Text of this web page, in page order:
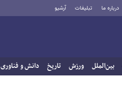
درباره ما تبلیغات آرشیو
بین‌الملل ورزش تاریخ دانش و فناوری